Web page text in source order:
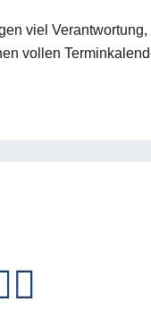
viel
vollen